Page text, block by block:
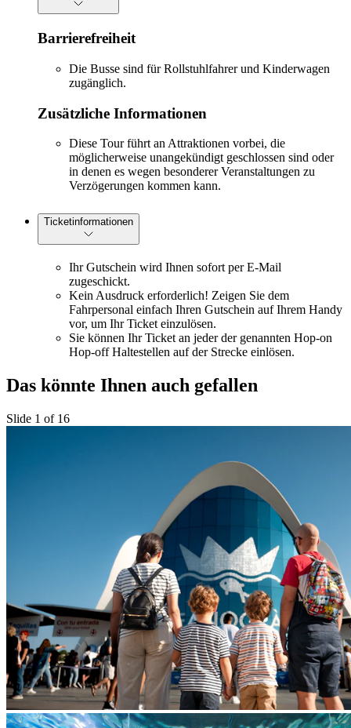
Barrierefreiheit
Die Busse sind für Rollstuhlfahrer und Kinderwagen
zugänglich.
Zusätzliche Informationen
Diese Tour führt an Attraktionen vorbei, die
möglicherweise unangekündigt geschlossen sind oder
in denen es wegen besonderer Veranstaltungen zu
Verzögerungen kommen kann.
Ticketinformationen
Ihr Gutschein wird Ihnen sofort per E-Mail
zugeschickt.
Kein Ausdruck erforderlich! Zeigen Sie dem
Fahrpersonal einfach Ihren Gutschein auf Ihrem Handy
vor, um Ihr Ticket einzulösen.
Sie können Ihr Ticket an jeder der genannten Hop-on
Hop-off Haltestellen auf der Strecke einlösen.
Das könnte Ihnen auch gefallen
Slide 1 of 16